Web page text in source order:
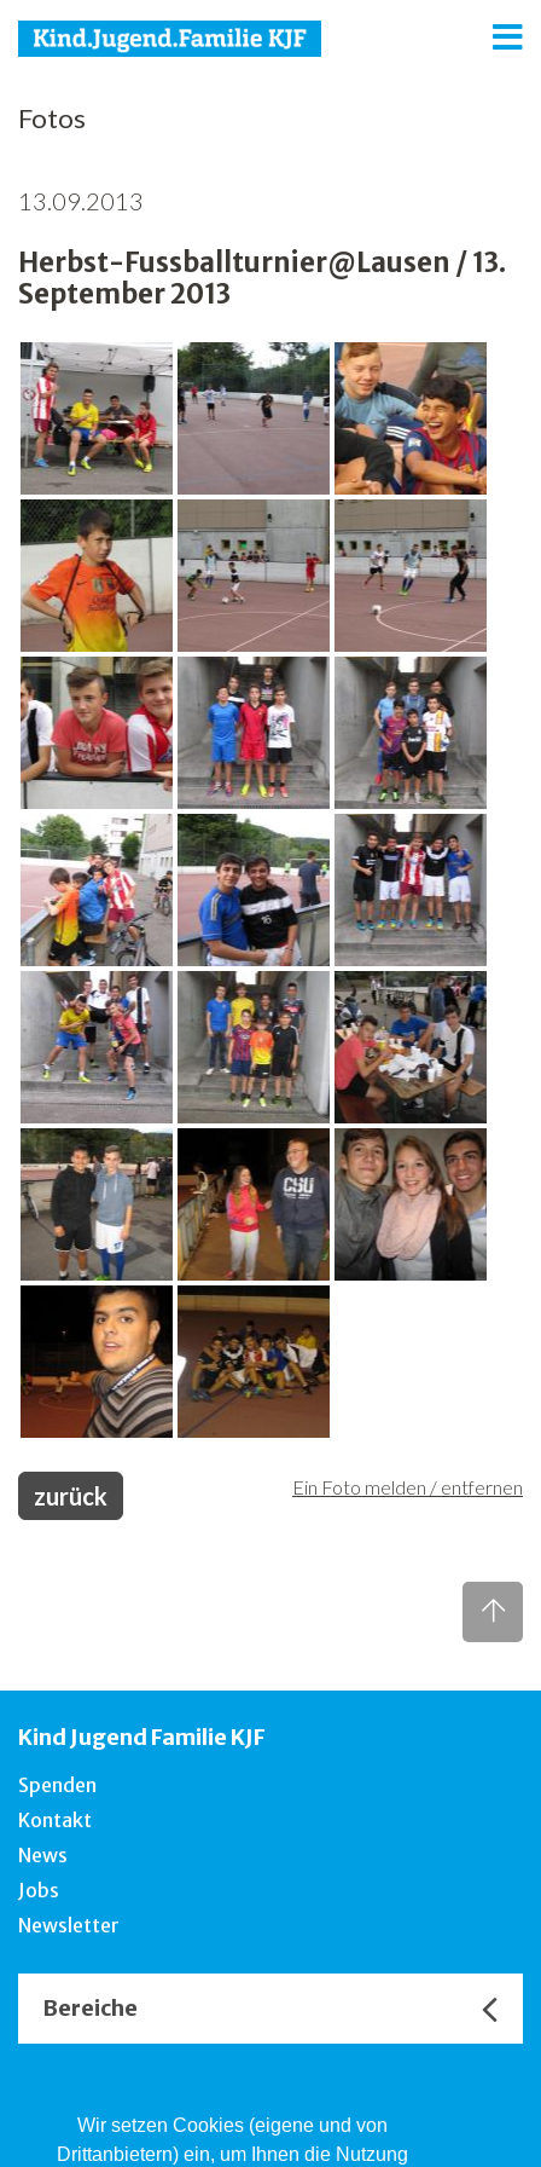
Wir setzen Cookies (eigene und von
Drittanbietern) ein, um Ihnen die Nutzung
KJF
Jugend
Familie
Agenda
Netzwerk
Spenden
Jobs
Freiwilligenarbeit
News
Newsletter
Fotos
13.09.2013
Herbst-Fussballturnier@Lausen / 13.
September 2013
Ein Foto melden / entfernen
zurück
Kind Jugend Familie KJF
Spenden
Kontakt
News
Jobs
Newsletter
Bereiche